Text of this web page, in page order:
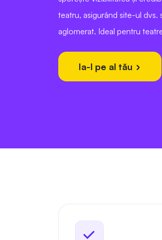
teatru, asigurând site-ul dvs.
aglomerat. Ideal pentru
Ia-l pe al tău